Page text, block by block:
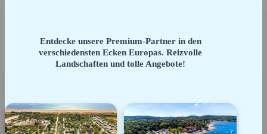
Entdecke unsere Premium-Partner in den
verschiedensten Ecken Europas. Reizvolle
Landschaften und tolle Angebote!